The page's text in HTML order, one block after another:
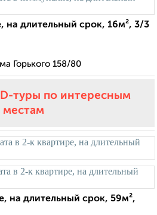
на длительный срок, 16м², 3/3
Горького 158/80
туры по интересным
местам
на длительный срок, 59м²,